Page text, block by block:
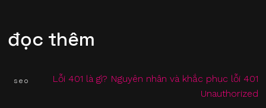
đọc thêm
seo